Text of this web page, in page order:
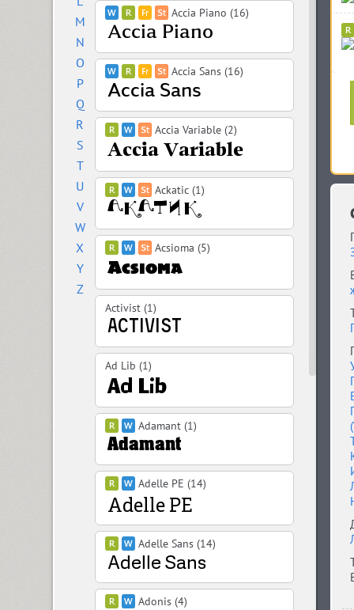
M
N
O
P
Q
R
S
T
U
V
W
X
Y
Z
Accia Piano (16)
Accia Sans (16)
Accia Variable (2)
Ackatic (1)
Acsioma (5)
Activist (1)
Ad Lib (1)
Adamant (1)
Adelle PE (14)
Adelle Sans (14)
Adonis (4)